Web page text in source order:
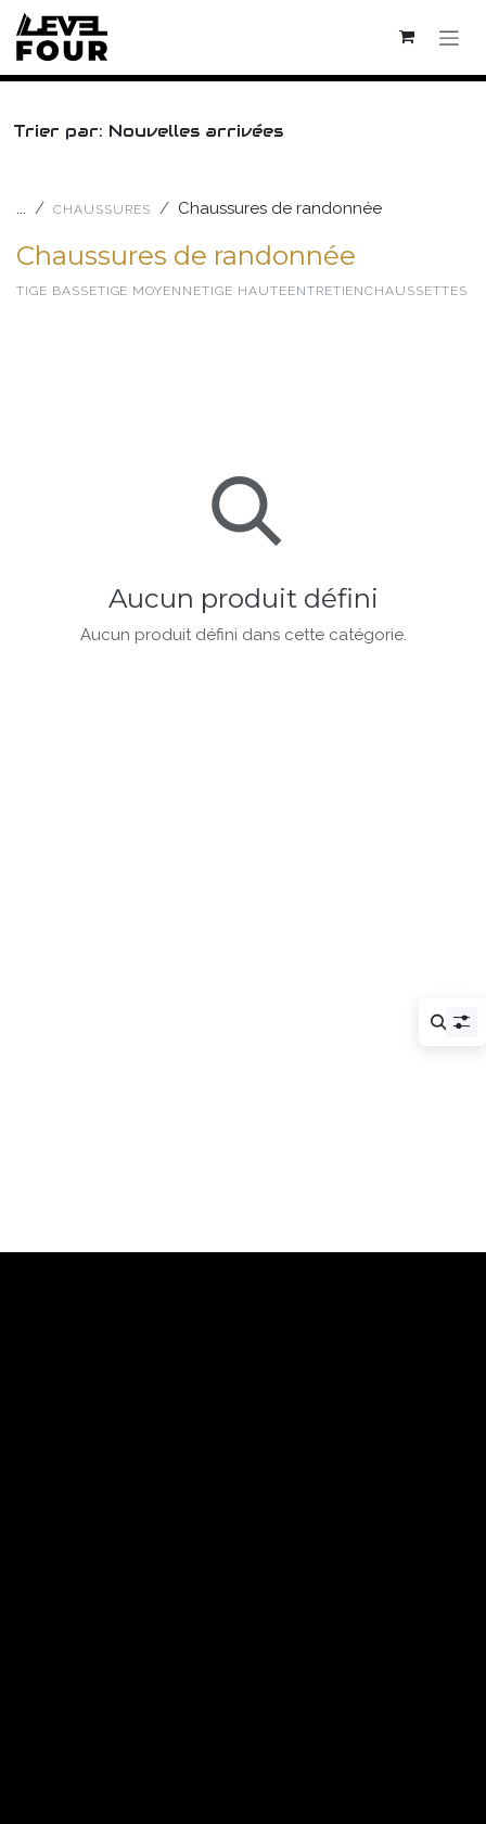
Se rendre au contenu
Trier par: Nouvelles arrivées
... CHAUSSURES Chaussures de randonnée
Chaussures de randonnée
TIGE BASSETIGE MOYENNETIGE HAUTEENTRETIENCHAUSSETTES
Aucun produit défini
Aucun produit défini dans cette catégorie.